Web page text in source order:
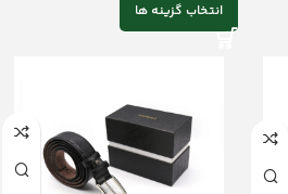
انتخاب گزینه ها